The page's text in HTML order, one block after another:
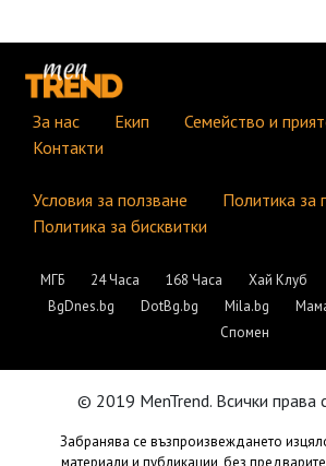
За нас Екип
Семейство и
Контакти
Условия за ползване
Политика за
Политика за бисквитки
МГБ 24 Часа 168 Часа Хай Клуб
BgDnes.bg
DotBg.bg Mila.bg
Спомен
© 2019 MenTrend. Всички права
Забранява се възпроизвеждането